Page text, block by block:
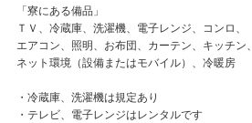
「寮にある備品」
ＴＶ、冷蔵庫、洗濯機、電子レンジ、コンロ、
エアコン、照明、お布団、カーテン、キッチン、
ネット環境（設備またはモバイル）、冷暖房
・冷蔵庫、洗濯機は規定あり
・テレビ、電子レンジはレンタルです